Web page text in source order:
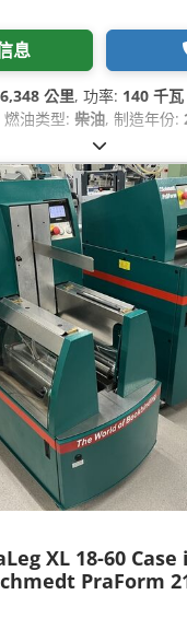
息
6,348 公里, 功率: 140 千
燃油类型: 柴油, 制造年份:
XL 18-60 Case
PraForm